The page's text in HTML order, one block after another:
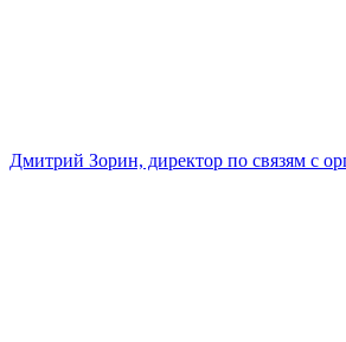
Дмитрий Зорин, директор по связям с